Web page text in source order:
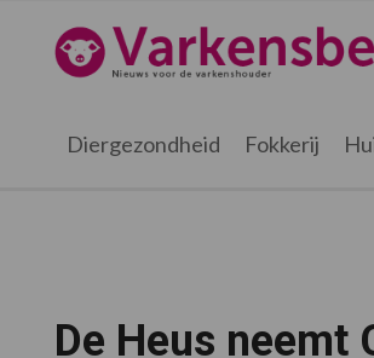
hoofdnavigatie
hoofd
eerste
voettekst
Varkensbedrijf.nl
Diergezondheid Fokkerij
De Heus neemt